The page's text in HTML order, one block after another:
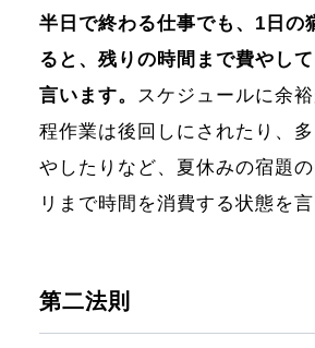
半日で終わる仕事でも、1日の
ると、残りの時間まで費やし
言います。 スケジュールに余
程作業は後回しにされたり、
やしたりなど、夏休みの宿題
リまで時間を消費する状態を言
第二法則